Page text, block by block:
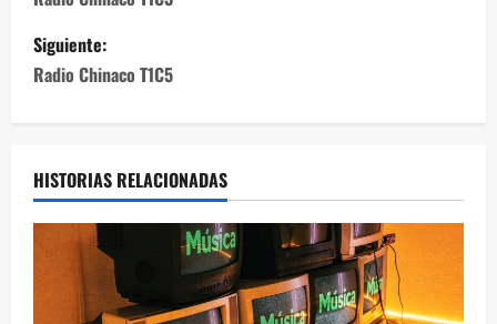
Siguiente:
Radio Chinaco T1C5
HISTORIAS RELACIONADAS